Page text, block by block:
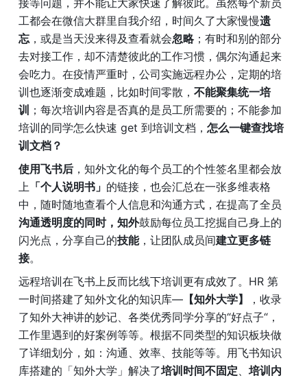
工都会在微信大群里自我介绍，时间久了大家慢慢遗
忘 ，或是当天没来得及查看就会忽略；有时和别的部分
去对接工作，却不清楚彼此的工作习惯，偶尔沟通起来
会吃力。在疫情严重时，公司实施远程办公，定期的培
训也逐渐变成难题，比如时间零散， 不能聚集统一培
训 ；每次培训内容是否真的是员工所需要的；不能参加
培训的同学怎么快速 get 到培训文档， 怎么一键查找培
训文档？
使用飞书后 ，知外文化的每个员工的个性签名里都会放
上 「个人说明书」 的链接，也会汇总在一张多维表格
中，随时随地查看个人信息和沟通方式，在提高了全员
沟通透明度的同时，知外鼓励每位员工挖掘自己身上的
闪光点，分享自己的技能，让团队成员间建立更多链
接。
远程培训在飞书上反而比线下培训更有成效了。HR 第
一时间搭建了知外文化的知识库— 【知外大学】
，收录
了知外大神讲的妙记、各类优秀同学分享的“好点子“，
工作里遇到的好案例等等。根据不同类型的知识板块做
了详细划分，如：沟通、效率、技能等等。用飞书知识
库搭建的「知外大学」解决了培训时间不固定
培训内